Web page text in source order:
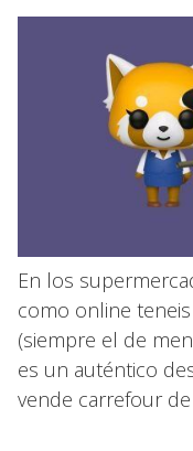
En los
como online
(siempre el de
es un auténtico
vende carrefour